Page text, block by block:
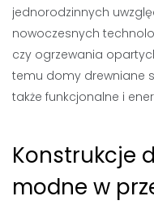
jednorodzinnych
nowoczesnych
czy ogrzewania
temu domy drewniane
także funkcjonalne i
Konstrukcje
modne w